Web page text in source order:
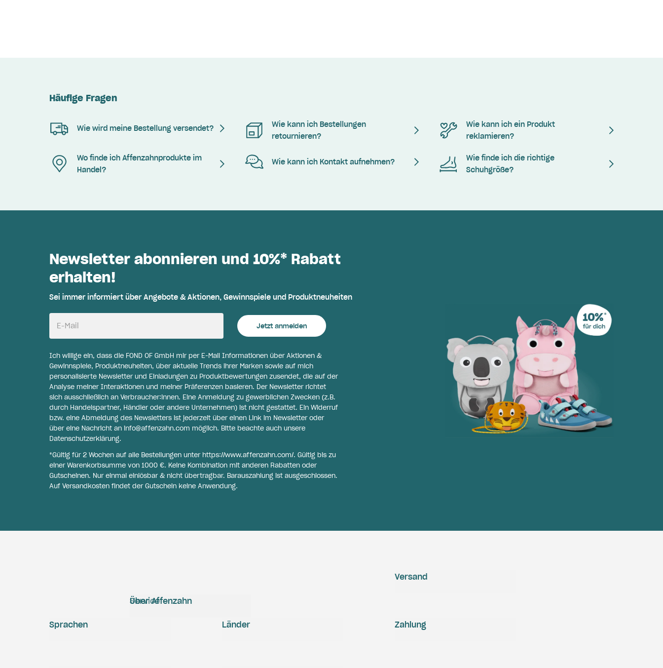
Häufige Fragen
Wie wird meine Bestellung versendet?
Wie kann ich Bestellungen
retournieren?
Wie kann ich ein Produkt
reklamieren?
Wo finde ich Affenzahnprodukte im
Handel?
Wie kann ich Kontakt aufnehmen?
Wie finde ich die richtige
Schuhgröße?
Newsletter abonnieren und 10%* Rabatt
erhalten!
Sei immer informiert über Angebote & Aktionen, Gewinnspiele und Produktneuheiten
E-Mail Jetzt anmelden
Ich willige ein, dass die FOND OF GmbH mir per E-Mail Informationen über Aktionen &
Gewinnspiele, Produktneuheiten, über aktuelle Trends ihrer Marken sowie auf mich
personalisierte Newsletter und Einladungen zu Produktbewertungen zusendet, die auf der
Analyse meiner Interaktionen und meiner Präferenzen basieren. Der Newsletter richtet
sich ausschließlich an Verbraucher:innen. Eine Anmeldung zu gewerblichen Zwecken (z.B.
durch Handelspartner, Händler oder andere Unternehmen) ist nicht gestattet. Ein Widerruf
bzw. eine Abmeldung des Newsletters ist jederzeit über einen Link im Newsletter oder
über eine Nachricht an info@affenzahn.com möglich. Bitte beachte auch unsere
Datenschutzerklärung.
*Gültig für 2 Wochen auf alle Bestellungen unter https://www.affenzahn.com/. Gültig bis zu
einer Warenkorbsumme von 1000 €. Keine Kombination mit anderen Rabatten oder
Gutscheinen. Nur einmal einlösbar & nicht übertragbar. Barauszahlung ist ausgeschlossen.
Auf Versandkosten findet der Gutschein keine Anwendung.
Service
Über Affenzahn
Versand
Zahlung
Sprachen Länder